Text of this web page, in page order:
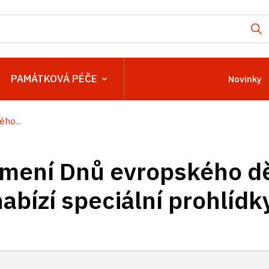
PAMÁTKOVÁ PÉČE Novinky
Dnů evropského
speciální